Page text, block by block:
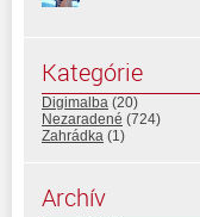
Kategórie
Digimalba (20)
Nezaradené (724)
Zahrádka (1)
Archív